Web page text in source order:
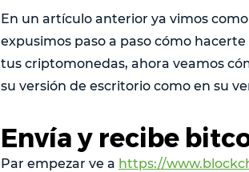
En un artículo anterior ya vimos como
expusimos paso a paso cómo
tus criptomonedas, ahora veamos
su versión de escritorio como en su
Envía y recibe
Par empezar ve a https://